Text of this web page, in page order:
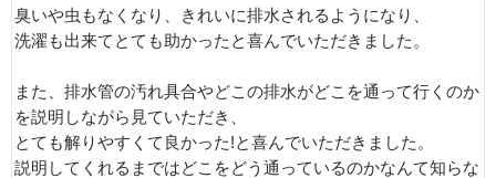
臭いや虫もなくなり、きれいに排水されるようになり、
洗濯も出来てとても助かったと喜んでいただきました。
また、排水管の汚れ具合やどこの排水がどこを通って行くのか
を説明しながら見ていただき、
とても解りやすくて良かった!と喜んでいただきました。
説明してくれるまではどこをどう通っているのかなんて知らな